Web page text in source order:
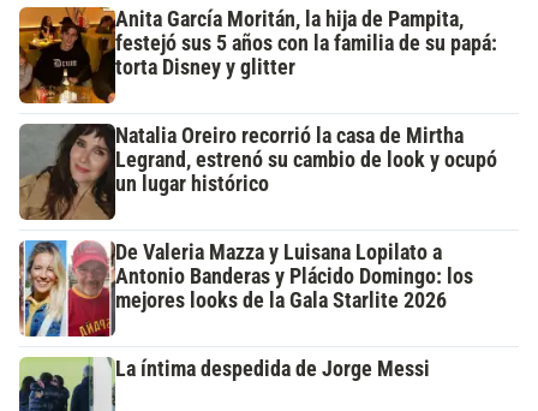
Anita García Moritán, la hija de Pampita,
festejó sus 5 años con la familia de su papá:
torta Disney y glitter
Natalia Oreiro recorrió la casa de Mirtha
Legrand, estrenó su cambio de look y ocupó
un lugar histórico
De Valeria Mazza y Luisana Lopilato a
Antonio Banderas y Plácido Domingo: los
mejores looks de la Gala Starlite 2026
La íntima despedida de Jorge Messi